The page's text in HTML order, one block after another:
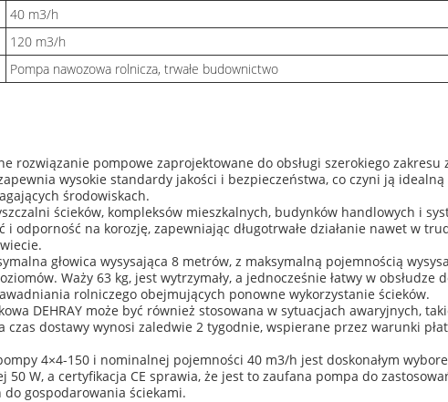
40 m3/h
120 m3/h
Pompa nawozowa rolnicza, trwałe budownictwo
rozwiązanie pompowe zaprojektowane do obsługi szerokiego zakresu
wysokie standardy jakości i bezpieczeństwa, co czyni ją
środowiskach.
ścieków, kompleksów mieszkalnych, budynków handlowych i
i odporność na korozję, zapewniając długotrwałe działanie nawet w
głowica wysysająca 8 metrów, z maksymalną pojemnością
Waży 63 kg, jest wytrzymały, a jednocześnie łatwy w obsłudze
rolniczego obejmujących ponowne wykorzystanie ścieków.
DEHRAY może być również stosowana w sytuacjach awaryjnych,
dostawy wynosi zaledwie 2 tygodnie, wspierane przez warunki
4×4-150 i nominalnej pojemności 40 m3/h jest doskonałym
W, a certyfikacja CE sprawia, że jest to zaufana pompa do
gospodarowania ściekami.